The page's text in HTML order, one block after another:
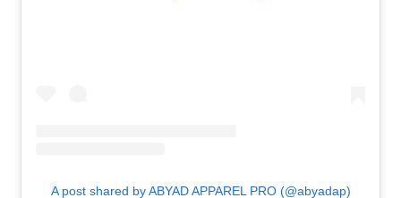
A post shared by ABYAD APPAREL PRO (@abyadap)